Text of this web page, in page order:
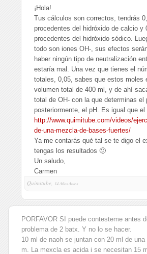
¡Hola!
Tus cálculos son correctos, tendrás
procedentes del hidróxido de calcio y
procedentes del hidróxido sódico.
todo son iones OH-, sus efectos
haber ningún tipo de neutralización
estaría mal. Una vez que tienes el
totales, 0,05, sabes que estos moles
volumen total de 400 ml, y de ahí
total de OH- con la que determinas el
posteriormente, el pH. Es igual que el
http://www.quimitube.com/videos/
de-una-mezcla-de-bases-fuertes/
Ya me contarás qué tal se te digo el
tengas los resultados 🙂
Un saludo,
Carmen
Quimitube,
14 Años Antes
PORFAVOR SI puede contesteme antes
problema de 2 batx. Y no lo se hacer.
10 ml de naoh se juntan con 20 ml de
m. La mexcla es acida i se necesitan 15